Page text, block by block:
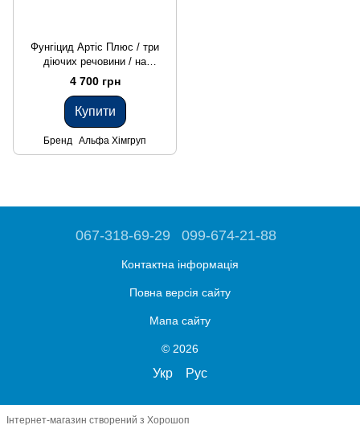
Фунгіцид Артіс Плюс / три
діючих речовини / на
соняшник, сою, ріпак, цук.
буряк, яблуню, виноград
4 700 грн
Купити
Бренд Альфа Хімгруп
067-318-69-29 099-674-21-88
Контактна інформація
Повна версія сайту
Мапа сайту
© 2026
Укр Рус
Інтернет-магазин створений з Хорошоп